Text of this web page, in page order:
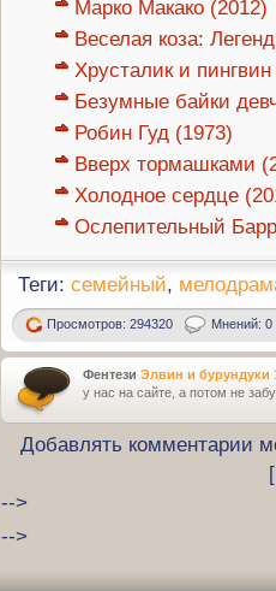
Марко Макако (2012)
Веселая коза:
Хрусталик и
Безумные байки
Робин Гуд (1973)
Вверх тормашками
Холодное сердце
Ослепительный
Теги: семейный,
Просмотров: 294320 Мнений: 0
Фентези Элвин и бурундуки
у нас на сайте, а потом не
Добавлять комментарии
-->
-->